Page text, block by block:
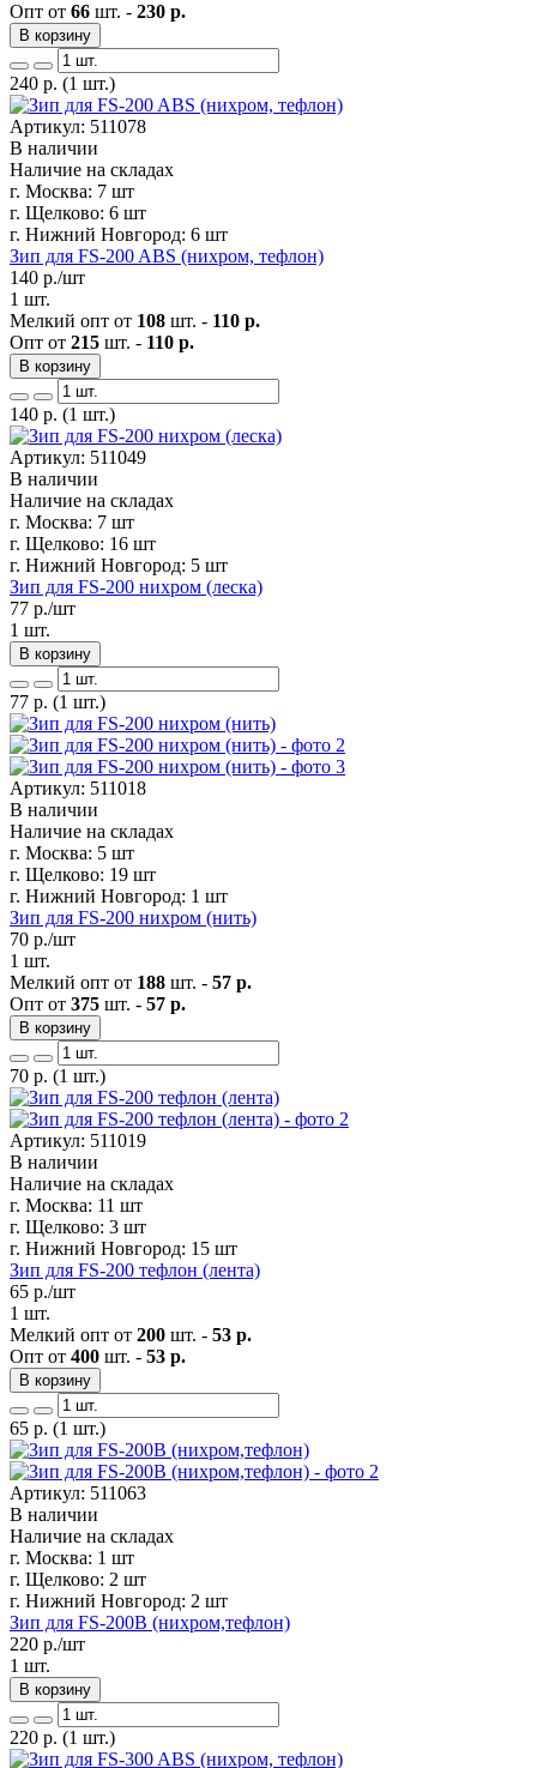
Опт от 66 шт. - 230 р.
В корзину
240 р. (1 шт.)
Артикул: 511078
В наличии
Наличие на складах
г. Москва: 7 шт
г. Щелково: 6 шт
г. Нижний Новгород: 6 шт
Зип для FS-200 ABS (нихром, тефлон)
140 р./шт
1 шт.
Мелкий опт от 108 шт. - 110 р.
Опт от 215 шт. - 110 р.
В корзину
140 р. (1 шт.)
Артикул: 511049
В наличии
Наличие на складах
г. Москва: 7 шт
г. Щелково: 16 шт
г. Нижний Новгород: 5 шт
Зип для FS-200 нихром (леска)
77 р./шт
1 шт.
В корзину
77 р. (1 шт.)
Артикул: 511018
В наличии
Наличие на складах
г. Москва: 5 шт
г. Щелково: 19 шт
г. Нижний Новгород: 1 шт
Зип для FS-200 нихром (нить)
70 р./шт
1 шт.
Мелкий опт от 188 шт. - 57 р.
Опт от 375 шт. - 57 р.
В корзину
70 р. (1 шт.)
Артикул: 511019
В наличии
Наличие на складах
г. Москва: 11 шт
г. Щелково: 3 шт
г. Нижний Новгород: 15 шт
Зип для FS-200 тефлон (лента)
65 р./шт
1 шт.
Мелкий опт от 200 шт. - 53 р.
Опт от 400 шт. - 53 р.
В корзину
65 р. (1 шт.)
Артикул: 511063
В наличии
Наличие на складах
г. Москва: 1 шт
г. Щелково: 2 шт
г. Нижний Новгород: 2 шт
Зип для FS-200B (нихром,тефлон)
220 р./шт
1 шт.
В корзину
220 р. (1 шт.)